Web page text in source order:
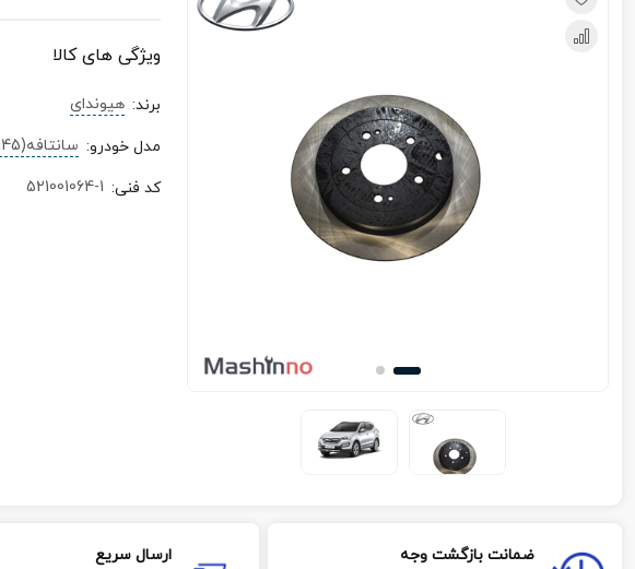
ویژگی های کالا
برند: هیوندای
مدل خودرو: سانتافه(IX45)
کد فنی:
521001064-1
ضمانت بازگشت وجه ارسال سریع